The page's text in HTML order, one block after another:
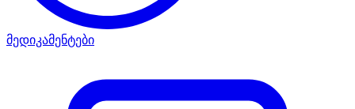
მედიკამენტები